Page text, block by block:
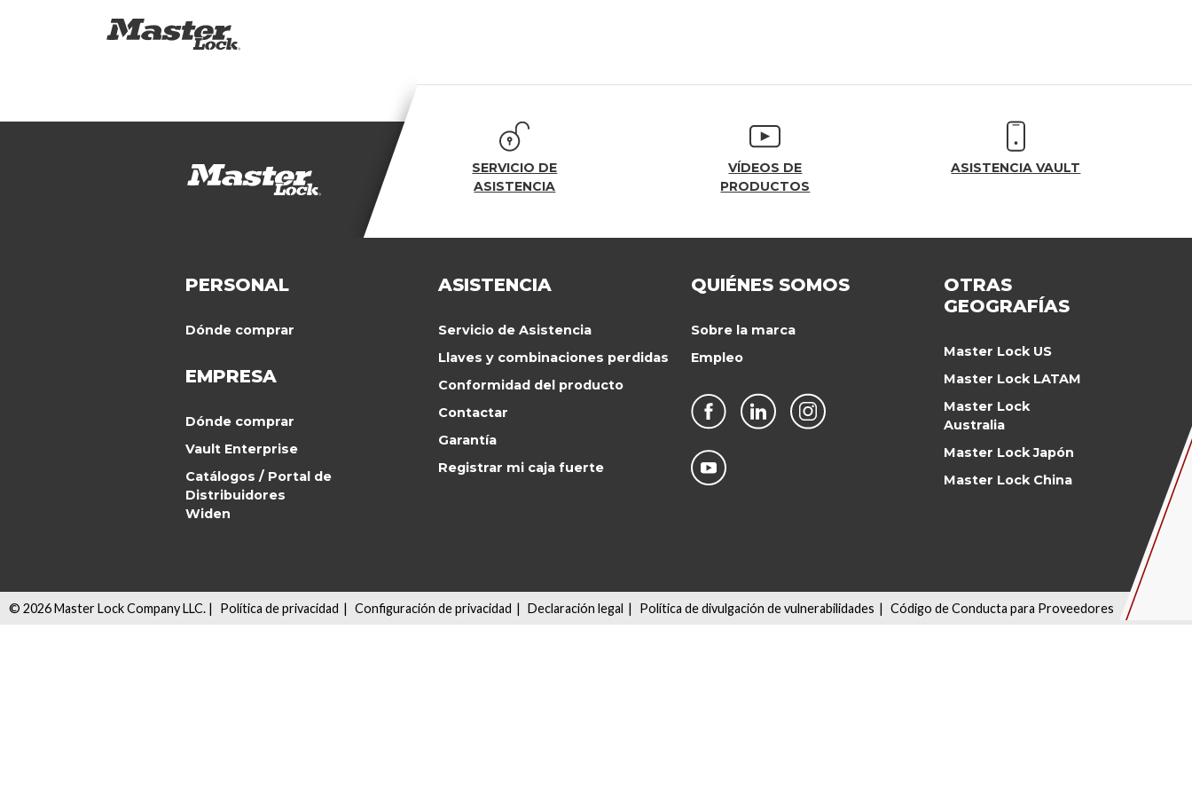
SERVICIO DE
ASISTENCIA
VÍDEOS DE
PRODUCTOS
ASISTENCIA VAULT
PERSONAL
Dónde comprar
EMPRESA
Dónde comprar
Vault Enterprise
Catálogos / Portal de
Distribuidores
Widen
ASISTENCIA
Servicio de Asistencia
Llaves y combinaciones perdidas
Conformidad del producto
Contactar
Garantía
Registrar mi caja fuerte
QUIÉNES SOMOS
Sobre la marca
Empleo
OTRAS
GEOGRAFÍAS
Master Lock US
Master Lock LATAM
Master Lock
Australia
Master Lock Japón
Master Lock China
© 2026Master Lock Company LLC. | Política de privacidad | Configuración de privacidad | Declaración legal | Política de divulgación de vulnerabilidades | Código de Conducta para Proveedores